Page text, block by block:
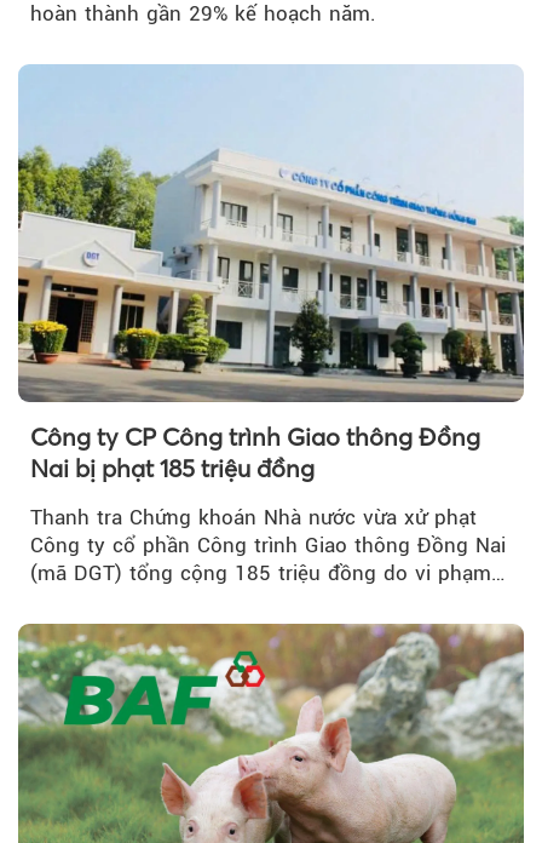
hoàn thành gần 29% kế hoạch năm.
Công ty CP Công trình Giao thông Đồng
Nai bị phạt 185 triệu đồng
Thanh tra Chứng khoán Nhà nước vừa xử phạt
Công ty cổ phần Công trình Giao thông Đồng Nai
(mã DGT) tổng cộng 185 triệu đồng do vi phạm